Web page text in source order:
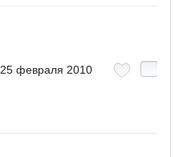
25 февраля 2010